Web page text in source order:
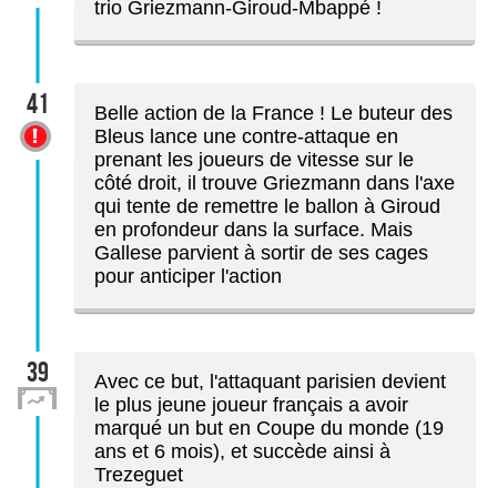
trio Griezmann-Giroud-Mbappé !
41
Belle action de la France ! Le buteur des
Bleus lance une contre-attaque en
prenant les joueurs de vitesse sur le
côté droit, il trouve Griezmann dans l'axe
qui tente de remettre le ballon à Giroud
en profondeur dans la surface. Mais
Gallese parvient à sortir de ses cages
pour anticiper l'action
39
Avec ce but, l'attaquant parisien devient
le plus jeune joueur français a avoir
marqué un but en Coupe du monde (19
ans et 6 mois), et succède ainsi à
Trezeguet